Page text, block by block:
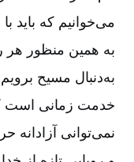
می‌‌‌‌خوانیم که باید
به همین منظور هر
به‌‌دنبال مسیح
خدمت زمانی است
نمی‌‌توانی آزادانه